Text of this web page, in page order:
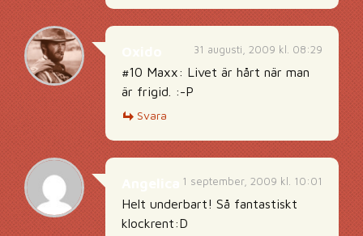
31 augusti, 2009 kl. 08:29
#10 Maxx: Livet är hårt när man
är frigid. :-P
Svara
1 september, 2009 kl. 10:01
Helt underbart! Så fantastiskt
klockrent:D